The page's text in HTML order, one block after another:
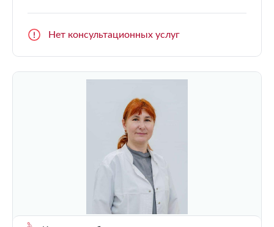
Нет консультационных услуг